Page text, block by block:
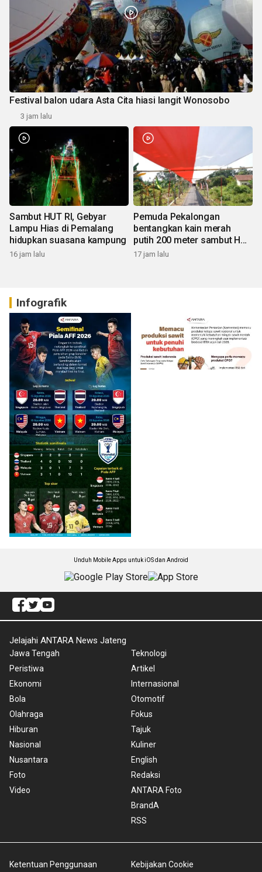
Festival balon udara Asta Cita hiasi langit Wonosobo
3 jam lalu
Sambut HUT RI, Gebyar
Lampu Hias di Pemalang
hidupkan suasana kampung
16 jam lalu
Pemuda Pekalongan
bentangkan kain merah
putih 200 meter sambut HUT
RI
17 jam lalu
Infografik
Unduh Mobile Apps untuk iOS dan Android
Jelajahi ANTARA News Jateng
Jawa Tengah
Peristiwa
Ekonomi
Bola
Olahraga
Hiburan
Nasional
Nusantara
Foto
Video
Teknologi
Artikel
Internasional
Otomotif
Fokus
Tajuk
Kuliner
English
Redaksi
ANTARA Foto
BrandA
RSS
Ketentuan Penggunaan Kebijakan Cookie